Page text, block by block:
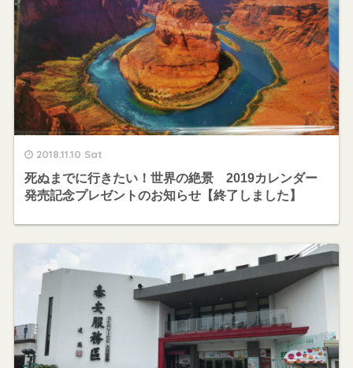
2018.11.10 Sat
死ぬまでに行きたい！世界の絶景 2019カレンダー
発売記念プレゼントのお知らせ【終了しました】